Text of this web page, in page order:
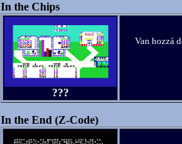
In the Chips
???
Van hozzá
In the End (Z-Code)